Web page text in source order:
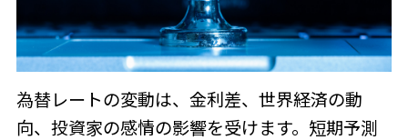
為替レートの変動は、金利差、世界経済の動
向、投資家の感情の影響を受けます。短期予測